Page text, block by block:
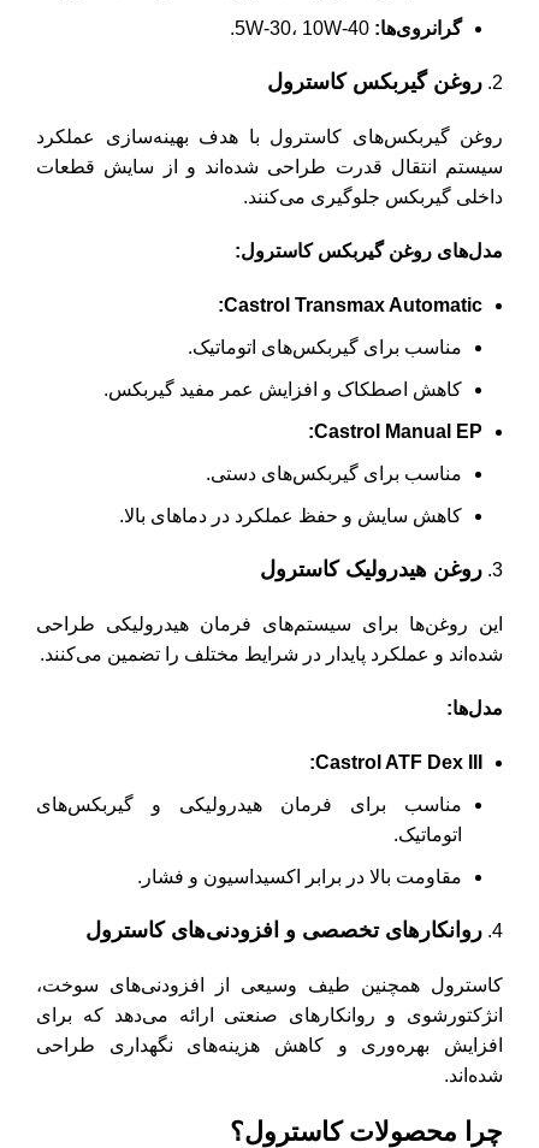
گرانروی‌ها:
روغن گیربکس کاسترول
روغن گیربکس‌های کاسترول با هدف بهینه‌سازی عملکرد
سیستم انتقال قدرت طراحی شده‌اند و از سایش قطعات
داخلی گیربکس جلوگیری می‌کنند.
مدل‌های روغن گیربکس کاسترول:
Castrol Transmax Automatic:
مناسب برای گیربکس‌های اتوماتیک.
کاهش اصطکاک و افزایش عمر مفید گیربکس.
Castrol Manual EP:
مناسب برای گیربکس‌های دستی.
کاهش سایش و حفظ عملکرد در دماهای بالا.
روغن هیدرولیک کاسترول
این روغن‌ها برای سیستم‌های فرمان هیدرولیکی طراحی
شده‌اند و عملکرد پایدار در شرایط مختلف را تضمین می‌کنند.
مدل‌ها:
Castrol ATF Dex III:
مناسب برای فرمان هیدرولیکی و گیربکس‌های
اتوماتیک.
مقاومت بالا در برابر اکسیداسیون و فشار.
روانکارهای تخصصی و افزودنی‌های کاسترول
کاسترول همچنین طیف وسیعی از افزودنی‌های سوخت،
انژکتورشوی و روانکارهای صنعتی ارائه می‌دهد که برای
افزایش بهره‌وری و کاهش هزینه‌های نگهداری طراحی
شده‌اند.
چرا محصولات کاسترول؟